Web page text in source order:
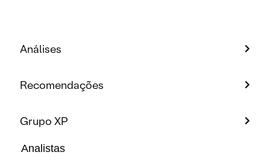
Análises
Recomendações
Grupo XP
Analistas